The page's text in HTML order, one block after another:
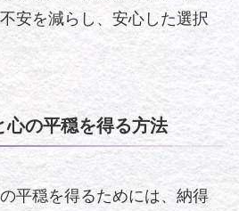
安を減らし、安心した選択
心の平穏を得る方法
平穏を得るためには、納得